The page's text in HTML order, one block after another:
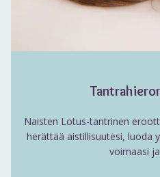
Naisten Lotus-tantrinen
herättää aistillisuutesi, luoda
voimaasi